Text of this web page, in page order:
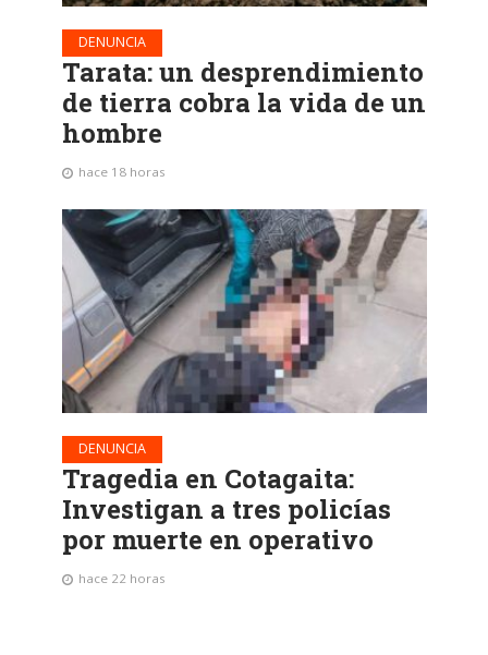
DENUNCIA
Tarata: un desprendimiento
de tierra cobra la vida de un
hombre
hace 18 horas
DENUNCIA
Tragedia en Cotagaita:
Investigan a tres policías
por muerte en operativo
hace 22 horas